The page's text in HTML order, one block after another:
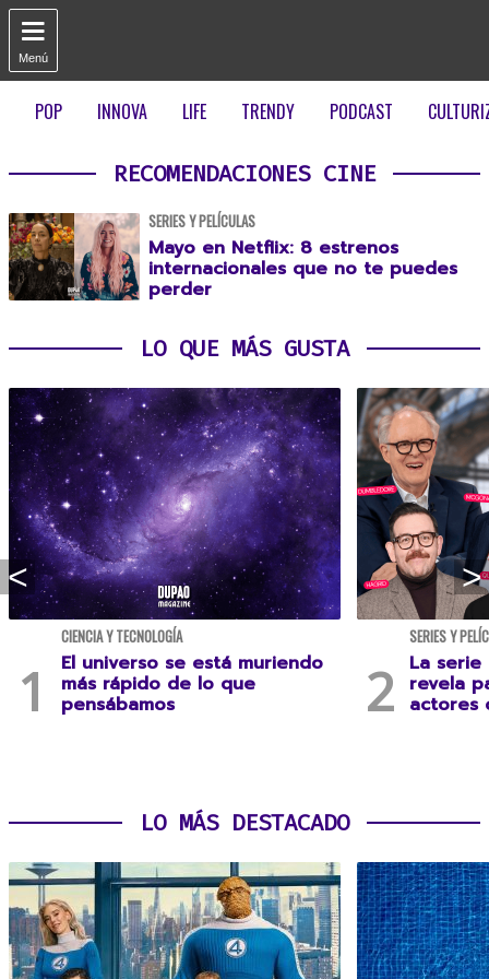

Menú
POP INNOVA LIFE TRENDY PODCAST
RECOMENDACIONES CINE
SERIES Y PELÍCULAS
Mayo en Netflix: 8 estrenos
internacionales que no te puedes
perder
LO QUE MÁS GUSTA
CIENCIA Y TECNOLOGÍA
El universo se está muriendo
más rápido de lo que
pensábamos
SERIES Y
La
revela
actores
LO MÁS DESTACADO